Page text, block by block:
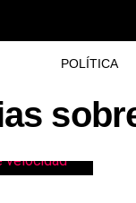
POLÍTICA